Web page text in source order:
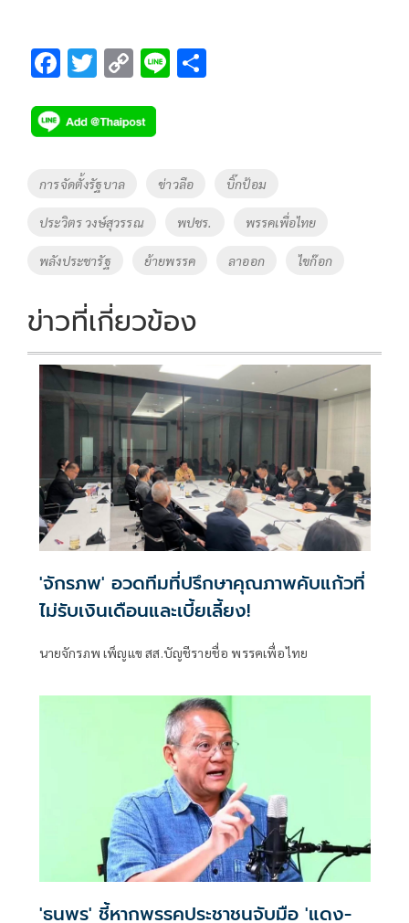
F
e
b
o
o
k
T
tt
er
C
p
y
k
Li
Tags
การจัดตั้งรัฐบาล ข่าวลือ บิ๊กป้อม
ประวิตร วงษ์สุวรรณ พปชร. พรรคเพื่อไทย
พลังประชารัฐ ย้ายพรรค ลาออก ไขก๊อก
ข่าวที่เกี่ยวข้อง
'จักรภพ' อวดทีมที่ปรึกษาคุณภาพคับแก้วที่
ไม่รับเงินเดือนและเบี้ยเลี้ยง!
นายจักรภพ เพ็ญแข สส.บัญชีรายชื่อ พรรคเพื่อไทย
'ธนพร' ชี้หากพรรคประชาชนจับมือ 'แดง-